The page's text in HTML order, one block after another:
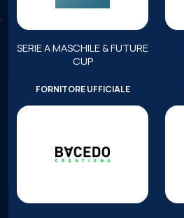
SERIE A MASCHILE & FUTURE
CUP
FORNITORE UFFICIALE